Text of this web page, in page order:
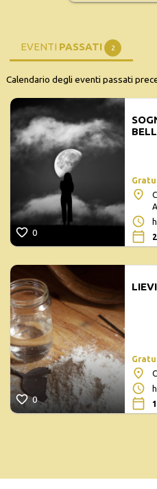
EVENTI PASSATI 2
Calendario degli eventi passati
0
0